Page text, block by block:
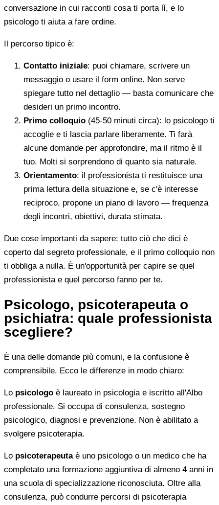
conversazione in cui racconti cosa ti porta lì, e lo
psicologo ti aiuta a fare ordine.
Il percorso tipico è:
Contatto iniziale: puoi chiamare, scrivere un
messaggio o usare il form online. Non serve
spiegare tutto nel dettaglio — basta comunicare che
desideri un primo incontro.
Primo colloquio (45-50 minuti circa): lo psicologo ti
accoglie e ti lascia parlare liberamente. Ti farà
alcune domande per approfondire, ma il ritmo è il
tuo. Molti si sorprendono di quanto sia naturale.
Orientamento: il professionista ti restituisce una
prima lettura della situazione e, se c'è interesse
reciproco, propone un piano di lavoro — frequenza
degli incontri, obiettivi, durata stimata.
Due cose importanti da sapere: tutto ciò che dici è
coperto dal segreto professionale, e il primo colloquio non
ti obbliga a nulla. È un'opportunità per capire se quel
professionista e quel percorso fanno per te.
Psicologo, psicoterapeuta o
psichiatra: quale professionista
scegliere?
È una delle domande più comuni, e la confusione è
comprensibile. Ecco le differenze in modo chiaro:
Lo psicologo è laureato in psicologia e iscritto all'Albo
professionale. Si occupa di consulenza, sostegno
psicologico, diagnosi e prevenzione. Non è abilitato a
svolgere psicoterapia.
Lo psicoterapeutaè uno psicologo o un medico che ha
completato una formazione aggiuntiva di almeno 4 anni in
una scuola di specializzazione riconosciuta. Oltre alla
consulenza, può condurre percorsi di psicoterapia